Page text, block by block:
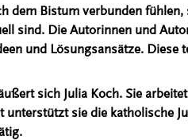
dem Bistum verbunden
sind. Die Autorinnen und
und Lösungsansätze. Diese
sich Julia Koch. Sie
unterstützt sie die katholische